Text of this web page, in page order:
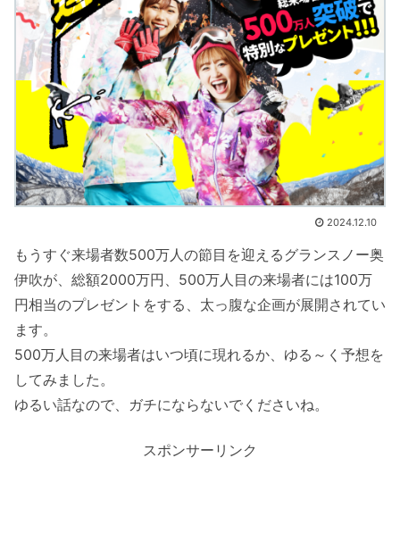
2024.12.10
もうすぐ来場者数500万人の節目を迎えるグランスノー奥
伊吹が、総額2000万円、500万人目の来場者には100万
円相当のプレゼントをする、太っ腹な企画が展開されてい
ます。
500万人目の来場者はいつ頃に現れるか、ゆる～く予想を
してみました。
ゆるい話なので、ガチにならないでくださいね。
スポンサーリンク